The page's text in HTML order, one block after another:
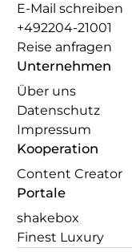
E-Mail schreiben
+492204-21001
Reise anfragen
Unternehmen
Über uns
Datenschutz
Impressum
Kooperation
Content Creator
Portale
shakebox
Finest Luxury